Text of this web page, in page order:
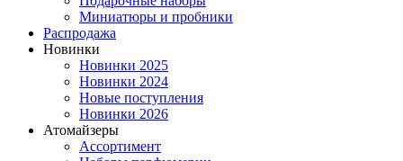
Миниатюры и пробники
Распродажа
Новинки
Новинки 2025
Новинки 2024
Новые поступления
Новинки 2026
Атомайзеры
Ассортимент